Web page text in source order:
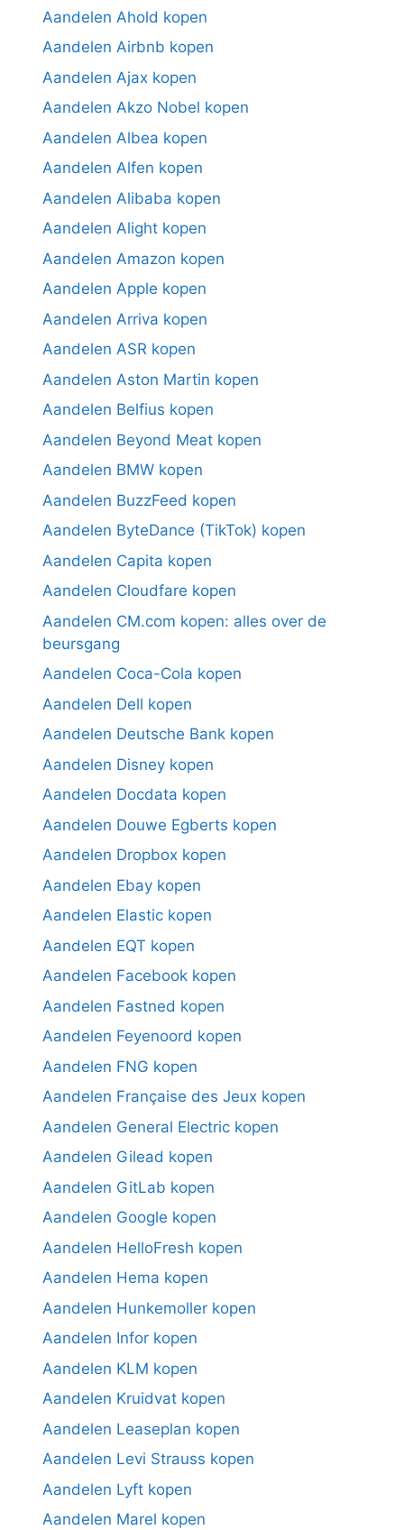
Aandelen Ahold kopen
Aandelen Airbnb kopen
Aandelen Ajax kopen
Aandelen Akzo Nobel kopen
Aandelen Albea kopen
Aandelen Alfen kopen
Aandelen Alibaba kopen
Aandelen Alight kopen
Aandelen Amazon kopen
Aandelen Apple kopen
Aandelen Arriva kopen
Aandelen ASR kopen
Aandelen Aston Martin kopen
Aandelen Belfius kopen
Aandelen Beyond Meat kopen
Aandelen BMW kopen
Aandelen BuzzFeed kopen
Aandelen ByteDance (TikTok) kopen
Aandelen Capita kopen
Aandelen Cloudfare kopen
Aandelen CM.com kopen: alles over de
beursgang
Aandelen Coca-Cola kopen
Aandelen Dell kopen
Aandelen Deutsche Bank kopen
Aandelen Disney kopen
Aandelen Docdata kopen
Aandelen Douwe Egberts kopen
Aandelen Dropbox kopen
Aandelen Ebay kopen
Aandelen Elastic kopen
Aandelen EQT kopen
Aandelen Facebook kopen
Aandelen Fastned kopen
Aandelen Feyenoord kopen
Aandelen FNG kopen
Aandelen Française des Jeux kopen
Aandelen General Electric kopen
Aandelen Gilead kopen
Aandelen GitLab kopen
Aandelen Google kopen
Aandelen HelloFresh kopen
Aandelen Hema kopen
Aandelen Hunkemoller kopen
Aandelen Infor kopen
Aandelen KLM kopen
Aandelen Kruidvat kopen
Aandelen Leaseplan kopen
Aandelen Levi Strauss kopen
Aandelen Lyft kopen
Aandelen Marel kopen